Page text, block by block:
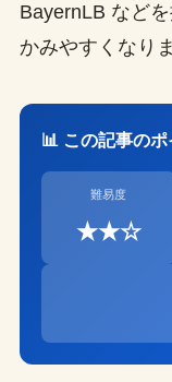
BayernLB など
かみやすくなりま
📊 この記事のポ
難易度
★★☆